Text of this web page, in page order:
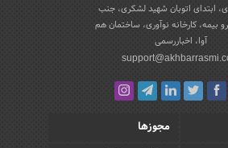
ابتدای اتوبان شهید لشکری، جنب
بیمه، کارخانه نوآوری، ساختمان هم
آوا، اخباررسمی
مجوزها